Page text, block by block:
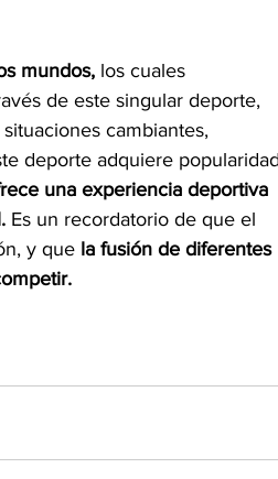
mundos, los cuales
de este singular deporte,
cambiantes,
deporte adquiere
una experiencia deportiva
Es un recordatorio de que el
y que la fusión de diferentes